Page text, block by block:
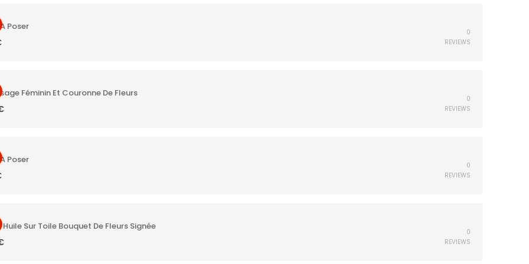
Poser
0
REVIEWS
Féminin Et Couronne De Fleurs
0
REVIEWS
Poser
0
REVIEWS
Huile Sur Toile Bouquet De Fleurs Signée
0
REVIEWS